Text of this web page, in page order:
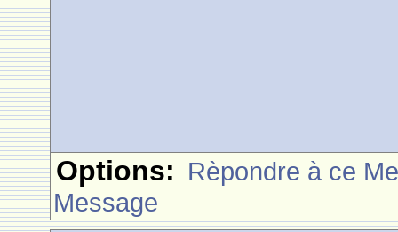
Options: Rèpondre à ce
Message